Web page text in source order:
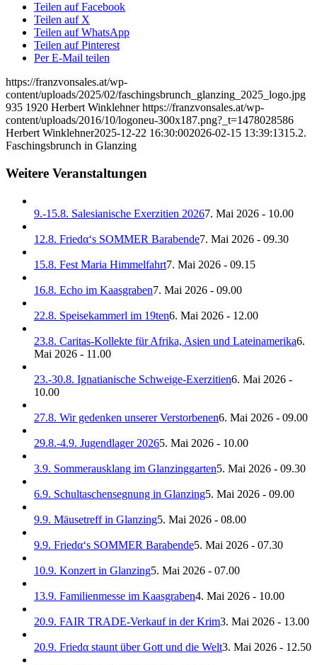
Teilen auf Facebook
Teilen auf X
Teilen auf WhatsApp
Teilen auf Pinterest
Per E-Mail teilen
https://franzvonsales.at/wp-
content/uploads/2025/02/faschingsbrunch_glanzing_2025_logo.jpg
935 1920 Herbert Winklehner https://franzvonsales.at/wp-
content/uploads/2016/10/logoneu-300x187.png?_t=1478028586
Herbert Winklehner2025-12-22 16:30:002026-02-15 13:39:1315.2.
Faschingsbrunch in Glanzing
Weitere Veranstaltungen
9.-15.8. Salesianische Exerzitien 20267. Mai 2026 - 10.00
12.8. Friedα‘s SOMMER Barabende7. Mai 2026 - 09.30
15.8. Fest Maria Himmelfahrt7. Mai 2026 - 09.15
16.8. Echo im Kaasgraben7. Mai 2026 - 09.00
22.8. Speisekammerl im 19ten6. Mai 2026 - 12.00
23.8. Caritas-Kollekte für Afrika, Asien und Lateinamerika6.
Mai 2026 - 11.00
23.-30.8. Ignatianische Schweige-Exerzitien6. Mai 2026 -
10.00
27.8. Wir gedenken unserer Verstorbenen6. Mai 2026 - 09.00
29.8.-4.9. Jugendlager 20265. Mai 2026 - 10.00
3.9. Sommerausklang im Glanzinggarten5. Mai 2026 - 09.30
6.9. Schultaschensegnung in Glanzing5. Mai 2026 - 09.00
9.9. Mäusetreff in Glanzing5. Mai 2026 - 08.00
9.9. Friedα‘s SOMMER Barabende5. Mai 2026 - 07.30
10.9. Konzert in Glanzing5. Mai 2026 - 07.00
13.9. Familienmesse im Kaasgraben4. Mai 2026 - 10.00
20.9. FAIR TRADE-Verkauf in der Krim3. Mai 2026 - 13.00
20.9. Friedα staunt über Gott und die Welt3. Mai 2026 - 12.50